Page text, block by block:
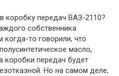
коробку передач ВАЗ-2110?
собственника
то говорили, что
масло,
коробки передач будет
Но на самом деле,